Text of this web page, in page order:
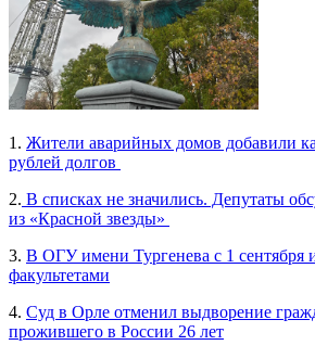
1. Жители аварийных домов добавили
рублей долгов
2. В списках не значились. Депутаты
из «Красной звезды»
3. В ОГУ имени Тургенева с 1 сентября
факультетами
4. Суд в Орле отменил выдворение
прожившего в России 26 лет